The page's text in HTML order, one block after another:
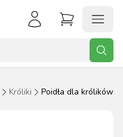
Króliki Poidła dla królików